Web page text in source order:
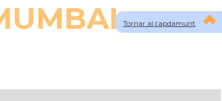
Tornar al capdamunt